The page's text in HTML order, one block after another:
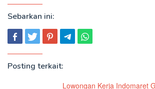
Sebarkan ini:
Posting terkait:
Lowongan Kerja Indomaret